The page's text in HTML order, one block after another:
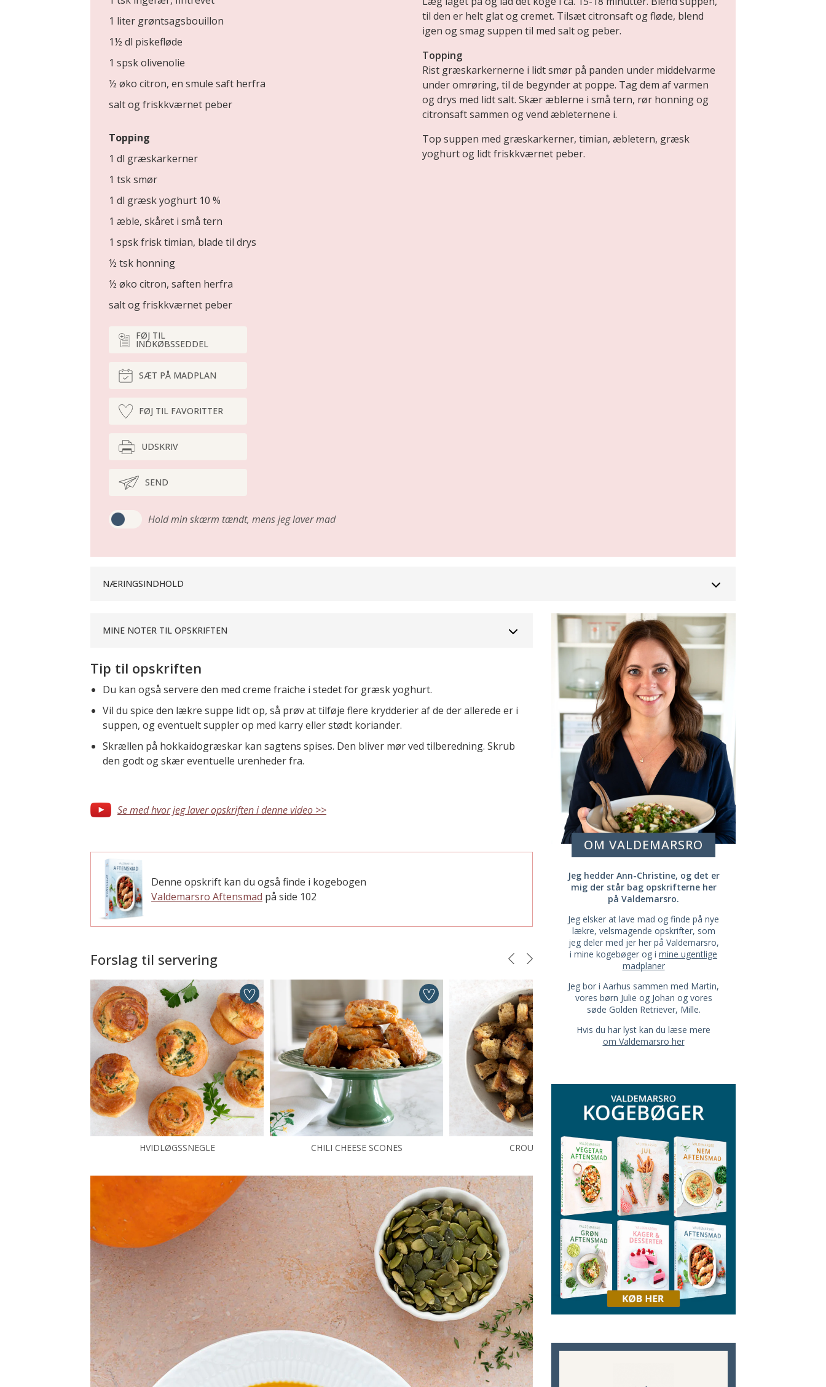
1 liter grøntsagsbouillon
1½ dl piskefløde
1 spsk olivenolie
½ øko citron, en smule saft herfra
salt og friskkværnet peber
Topping
1 dl græskarkerner
1 tsk smør
1 dl græsk yoghurt 10 %
1 æble, skåret i små tern
1 spsk frisk timian, blade til drys
½ tsk honning
½ øko citron, saften herfra
salt og friskkværnet peber
til den er helt glat og cremet. Tilsæt citronsaft og fløde, blend
igen og smag suppen til med salt og peber.
Topping
Rist græskarkernerne i lidt smør på panden under middelvarme
under omrøring, til de begynder at poppe. Tag dem af varmen
og drys med lidt salt. Skær æblerne i små tern, rør honning og
citronsaft sammen og vend æbleternene i.
Top suppen med græskarkerner, timian, æbletern, græsk
yoghurt og lidt friskkværnet peber.
FØJ TIL
INDKØBSSEDDEL
SÆT PÅ MADPLAN
FØJ TIL FAVORITTER
UDSKRIV
SEND
Hold min skærm tændt, mens jeg laver mad
NÆRINGSINDHOLD
MINE NOTER TIL OPSKRIFTEN
Tip til opskriften
Du kan også servere den med creme fraiche i stedet for græsk yoghurt.
Vil du spice den lækre suppe lidt op, så prøv at tilføje flere krydderier af de der allerede er i
suppen, og eventuelt suppler op med karry eller stødt koriander.
Skrællen på hokkaidogræskar kan sagtens spises. Den bliver mør ved tilberedning. Skrub
den godt og skær eventuelle urenheder fra.
Se med hvor jeg laver opskriften i denne video >>
Denne opskrift kan du også finde i kogebogen
Valdemarsro Aftensmad på side 102
Forslag til servering
HVIDLØGSSNEGLE CHILI CHEESE SCONES CROUTONER TOPPING TIL SUPPE OG SALAT
OM VALDEMARSRO
Jeg hedder Ann-Christine, og det er
mig der står bag opskrifterne her
på Valdemarsro.
Jeg elsker at lave mad og finde på nye
lækre, velsmagende opskrifter, som
jeg deler med jer her på Valdemarsro,
i mine kogebøger og i mine ugentlige
madplaner
Jeg bor i Aarhus sammen med Martin,
vores børn Julie og Johan og vores
søde Golden Retriever, Mille.
Hvis du har lyst kan du læse mere
om Valdemarsro her